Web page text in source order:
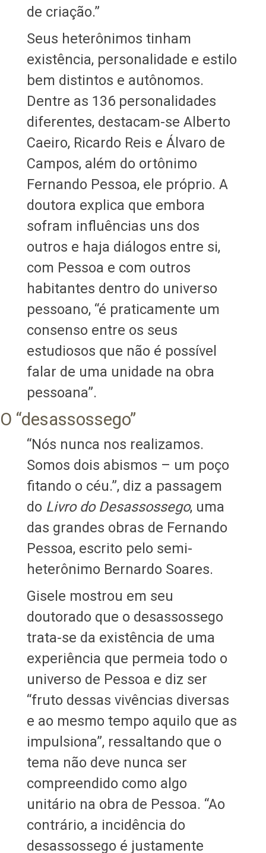
de criação.”
Seus heterônimos tinham
existência, personalidade e estilo
bem distintos e autônomos.
Dentre as 136 personalidades
diferentes, destacam-se Alberto
Caeiro, Ricardo Reis e Álvaro de
Campos, além do ortônimo
Fernando Pessoa, ele próprio. A
doutora explica que embora
sofram influências uns dos
outros e haja diálogos entre si,
com Pessoa e com outros
habitantes dentro do universo
pessoano, “é praticamente um
consenso entre os seus
estudiosos que não é possível
falar de uma unidade na obra
pessoana”.
O “desassossego”
“Nós nunca nos realizamos.
Somos dois abismos – um poço
fitando o céu.”, diz a passagem
do Livro do Desassossego, uma
das grandes obras de Fernando
Pessoa, escrito pelo semi-
heterônimo Bernardo Soares.
Gisele mostrou em seu
doutorado que o desassossego
trata-se da existência de uma
experiência que permeia todo o
universo de Pessoa e diz ser
“fruto dessas vivências diversas
e ao mesmo tempo aquilo que as
impulsiona”, ressaltando que o
tema não deve nunca ser
compreendido como algo
unitário na obra de Pessoa. “Ao
contrário, a incidência do
desassossego é justamente